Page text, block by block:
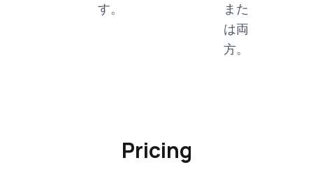
す。
また
は両
方。
Pricing